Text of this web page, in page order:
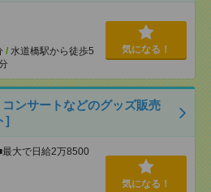
/ 水道橋駅から徒歩5
気になる！
ンサートなどのグッズ販売
]
大で日給2万8500
気になる！